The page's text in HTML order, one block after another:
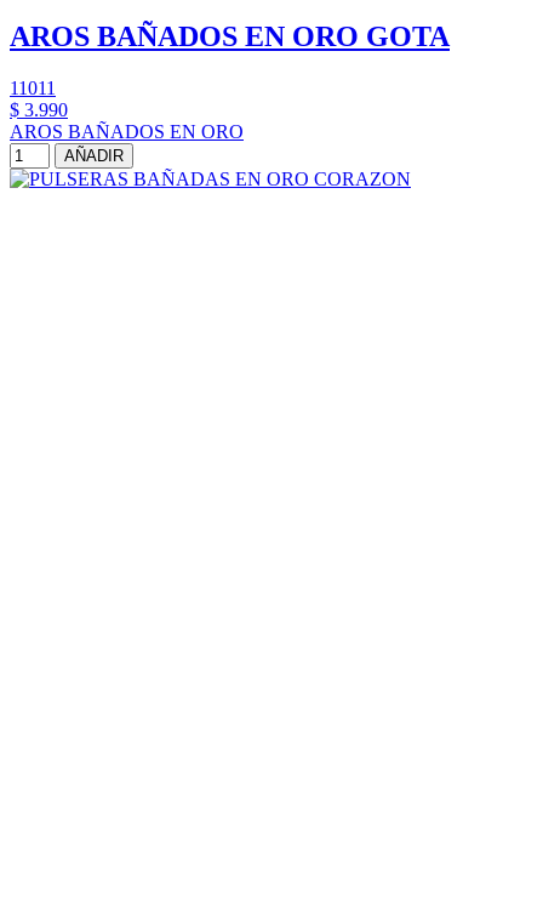
AROS BAÑADOS EN ORO GOTA
11011
$ 3.990
AROS BAÑADOS EN ORO
AÑADIR